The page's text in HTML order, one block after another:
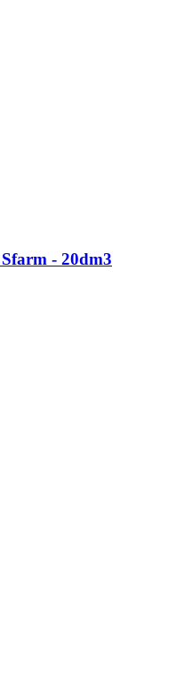
- 20dm3